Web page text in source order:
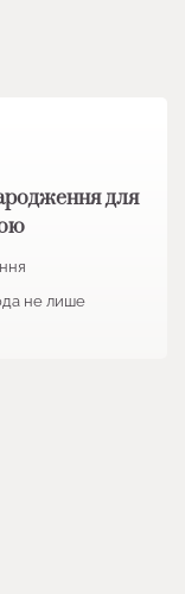
для
не лише